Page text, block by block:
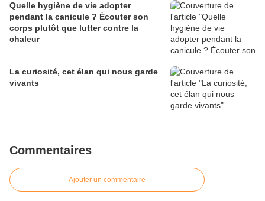
Quelle hygiène de vie adopter
pendant la canicule ? Écouter son
corps plutôt que lutter contre la
chaleur
La curiosité, cet élan qui nous garde
vivants
Commentaires
Ajouter un commentaire